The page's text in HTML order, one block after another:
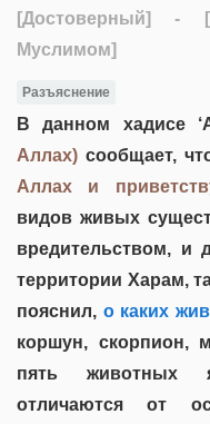
[Достоверный]
-
Муслимом]
Разъяснение
В данном хадисе
Аллах) сообщает,
Аллах и
видов живых
вредительством, и
территории Харам,
пояснил, о каких
коршун, скорпион,
пять животных
отличаются от